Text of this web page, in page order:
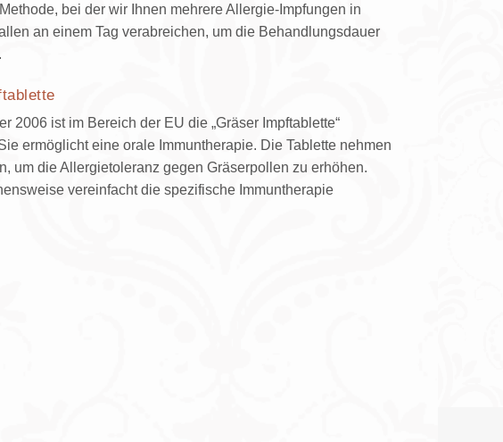
bei der wir Ihnen mehrere Allergie-Impfungen in
an einem Tag verabreichen, um die Behandlungsdauer
2006 ist im Bereich der EU die „Gräser Impftablette“
ermöglicht eine orale Immuntherapie. Die Tablette nehmen
um die Allergietoleranz gegen Gräserpollen zu erhöhen.
vereinfacht die spezifische Immuntherapie